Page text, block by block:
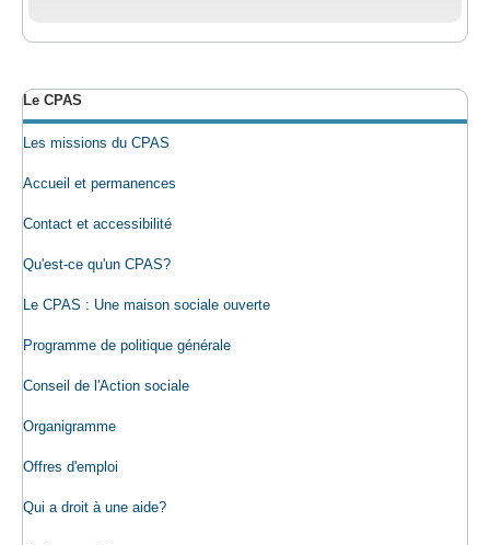
Le CPAS
Les missions du CPAS
Accueil et permanences
Contact et accessibilité
Qu'est-ce qu'un CPAS?
Le CPAS : Une maison sociale ouverte
Programme de politique générale
Conseil de l'Action sociale
Organigramme
Offres d'emploi
Qui a droit à une aide?